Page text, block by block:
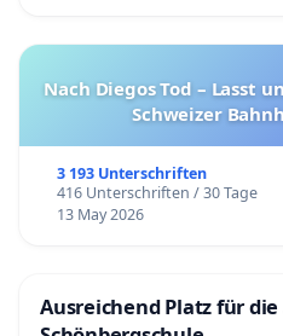
Nach Diegos Tod – Lasst
Schweizer
3 193 Unterschriften
416 Unterschriften / 30 Tage
13 May 2026
Ausreichend Platz für